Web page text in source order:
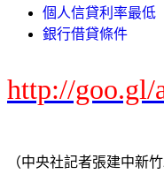
個人信貸利率最低
銀行借貸條件
http://goo.gl/
（中央社記者張建中新